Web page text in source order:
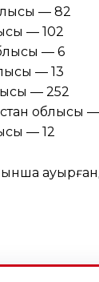
— 82
— 102
— 6
— 13
— 252
облысы
— 12